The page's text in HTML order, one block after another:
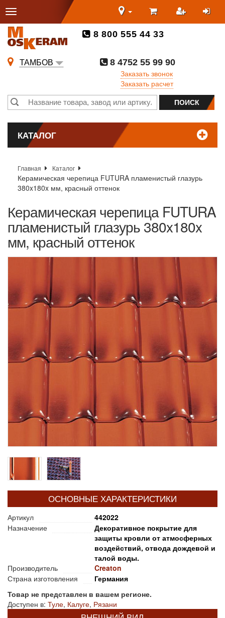
8 800 555 44 33
ТАМБОВ
8 4752 55 99 90
Заказать звонок
Заказать расчет
КАТАЛОГ
Главная Каталог
Керамическая черепица FUTURA пламенистый глазурь
380x180x мм, красный оттенок
Керамическая черепица FUTURA
пламенистый глазурь 380x180x
мм, красный оттенок
ОСНОВНЫЕ ХАРАКТЕРИСТИКИ
Артикул
442022
Назначение
Декоративное покрытие для
защиты кровли от атмосферных
воздействий, отвода дождевой и
талой воды.
Производитель
Creaton
Страна изготовления
Германия
Товар не представлен в вашем регионе.
Доступен в: Туле, Калуге, Рязани